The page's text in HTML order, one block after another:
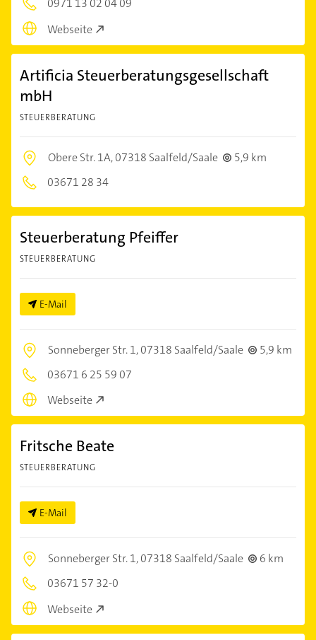
0971 13 02 04 09
Webseite
Artificia Steuerberatungsgesellschaft
mbH
STEUERBERATUNG
Obere Str. 1A,07318 Saalfeld/Saale
5,9 km
03671 28 34
Steuerberatung Pfeiffer
STEUERBERATUNG
E-Mail
Sonneberger Str. 1,07318 Saalfeld/Saale
5,9 km
03671 6 25 59 07
Webseite
Fritsche Beate
STEUERBERATUNG
E-Mail
Sonneberger Str. 1,07318 Saalfeld/Saale
6 km
03671 57 32-0
Webseite